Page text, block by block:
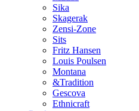
Sika
Skagerak
Zensi-Zone
Sits
Fritz Hansen
Louis Poulsen
Montana
&Tradition
Gescova
Ethnicraft